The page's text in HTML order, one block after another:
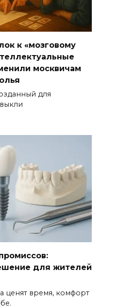
к «мозговому
москвичам
для
для жителей
ценят время, комфорт